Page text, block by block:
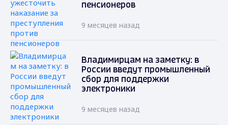
пенсионеров
9 месяцев назад
Владимирцам на заметку: в
России введут промышленный
сбор для поддержки
электроники
9 месяцев назад